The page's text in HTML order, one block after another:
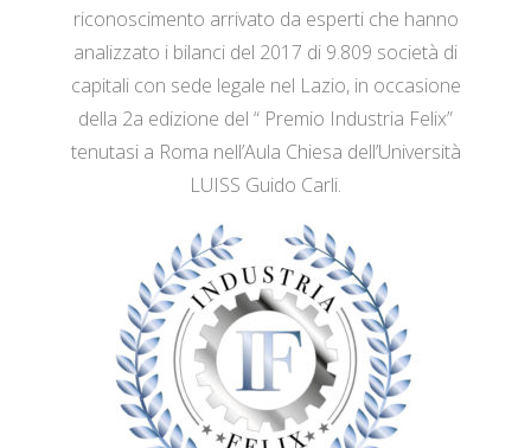
riconoscimento arrivato da esperti che hanno
analizzato i bilanci del 2017 di 9.809 società di
capitali con sede legale nel Lazio, in occasione
della 2a edizione del “ Premio Industria Felix”
tenutasi a Roma nell’Aula Chiesa dell’Università
LUISS Guido Carli.